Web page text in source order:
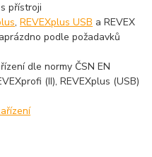
přístroji
,REVEXplus USB a REVEX
podle požadavků
dle normy ČSN EN
(II), REVEXplus (USB)